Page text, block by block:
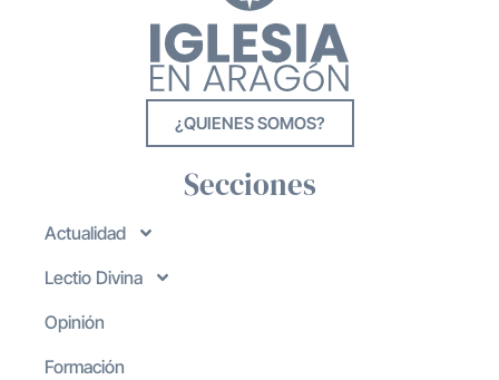
¿QUIENES SOMOS?
Secciones
Actualidad
Lectio Divina
Opinión
Formación